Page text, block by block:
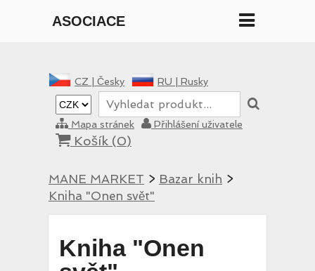
ASOCIACE
CZ | Česky RU | Rusky
Mapa stránek Přihlášení uživatele
Košík (0)
MANE MARKET > Bazar knih >
Kniha "Onen svět"
Kniha "Onen